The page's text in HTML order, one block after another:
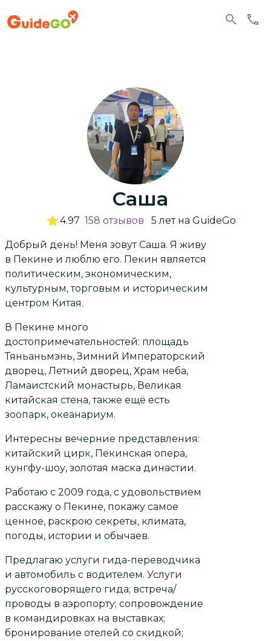
Саша
4.97 158 отзывов 5 летна GuideGo
Добрый день! Меня зовут Саша. Я живу
в Пекине и люблю его. Пекин является
политическим, экономическим,
культурным, торговым и историческим
центром Китая.
В Пекине много
достопримечательностей: площадь
Тяньаньмэнь, Зимний Императорский
дворец, Летний дворец, Храм неба,
Ламаистский монастырь, Великая
китайская стена, также ещё есть
зоопарк, океанариум.
Интересны вечерние представления:
китайский цирк, Пекинская опера,
кунгфу-шоу, золотая маска династии.
Работаю с 2009 года, с удовольствием
расскажу о Пекине, покажу самое
ценное, раскрою секреты, климата,
погоды, истории и обычаев.
Предлагаю услуги гида-переводчика
и автомобиль с водителем. Услуги
русскоговорящего гида; встреча/
проводы в аэропорту; сопровождение
в командировках на выставках;
бронирование отелей со скидкой;